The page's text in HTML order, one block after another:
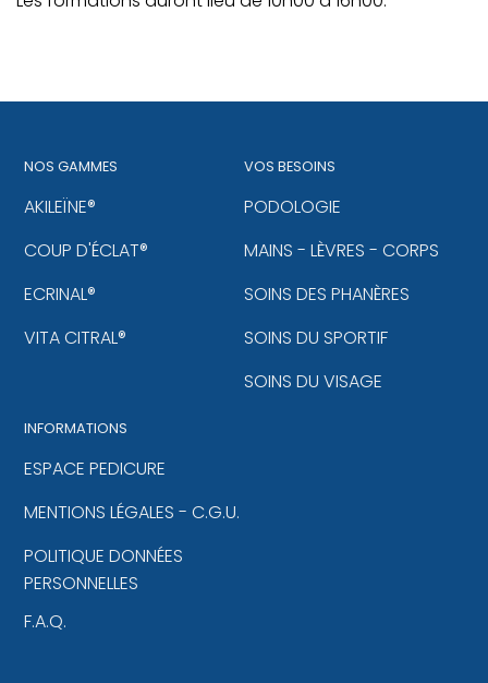
NOS GAMMES
AKILEÏNE®
COUP D'ÉCLAT®
ECRINAL®
VITA CITRAL®
VOS BESOINS
PODOLOGIE
MAINS - LÈVRES - CORPS
SOINS DES PHANÈRES
SOINS DU SPORTIF
SOINS DU VISAGE
INFORMATIONS
ESPACE PEDICURE
MENTIONS LÉGALES - C.G.U.
POLITIQUE DONNÉES
PERSONNELLES
F.A.Q.